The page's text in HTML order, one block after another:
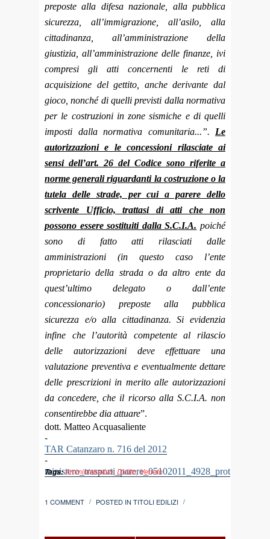
preposte alla difesa nazionale, alla pubblica
sicurezza, all’immigrazione, all’asilo, alla
cittadinanza, all’amministrazione della
giustizia, all’amministrazione delle finanze, ivi
compresi gli atti concernenti le reti di
acquisizione del gettito, anche derivante dal
gioco, nonché di quelli previsti dalla normativa
per le costruzioni in zone sismiche e di quelli
imposti dalla normativa comunitaria...”. Le
autorizzazioni e le concessioni rilasciate ai
sensi dell’art. 26 del Codice sono riferite a
norme generali riguardanti la costruzione o la
tutela delle strade, per cui a parere dello
scrivente Ufficio, trattasi di atti che non
possono essere sostituiti dalla S.C.I.A. poiché
sono di fatto atti rilasciati dalle
amministrazioni (in questo caso l’ente
proprietario della strada o da altro ente da
quest’ultimo delegato o dall’ente
concessionario) preposte alla pubblica
sicurezza e/o alla cittadinanza. Si evidenzia
infine che l’autorità competente al rilascio
delle autorizzazioni deve effettuare una
valutazione preventiva e eventualmente dettare
delle prescrizioni in merito alle autorizzazioni
da concedere, che il ricorso alla S.C.I.A. non
consentirebbe dia attuare”.
dott. Matteo Acquasaliente
-
TAR Catanzaro n. 716 del 2012
-
ministero_trasporti_parere_05102011_4928_prot
Tags:Amministrativo, Diritto,Veneto
1 COMMENT / POSTED IN TITOLI EDILIZI /